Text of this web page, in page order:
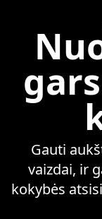
Gauti
vaizdai, ir
kokybės